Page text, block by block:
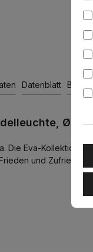
Datenblatt
Ø:
Die Eva-Kollektion
und